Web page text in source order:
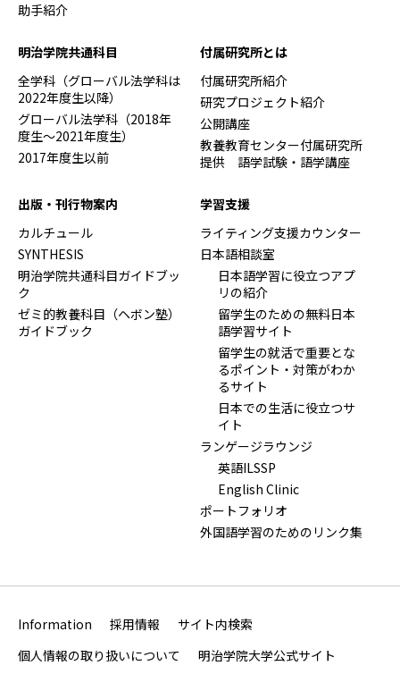
助手紹介
明治学院共通科目
全学科（グローバル法学科は
2022年度生以降）
グローバル法学科（2018年
度生～2021年度生）
2017年度生以前
付属研究所とは
付属研究所紹介
研究プロジェクト紹介
公開講座
教養教育センター付属研究所
提供 語学試験・語学講座
出版・刊行物案内
カルチュール
SYNTHESIS
明治学院共通科目ガイドブッ
ク
ゼミ的教養科目（ヘボン塾）
ガイドブック
学習支援
ライティング支援カウンター
日本語相談室
日本語学習に役立つアプ
リの紹介
留学生のための無料日本
語学習サイト
留学生の就活で重要とな
るポイント・対策がわか
るサイト
日本での生活に役立つサ
イト
ランゲージラウンジ
英語ILSSP
English Clinic
ポートフォリオ
外国語学習のためのリンク集
Information 採用情報
サイト内検索
個人情報の取り扱いについて
明治学院大学公式サイト